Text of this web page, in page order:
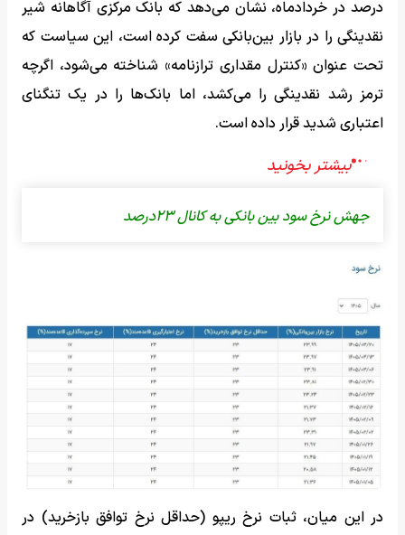
درصد در خردادماه، نشان می‌دهد که بانک مرکزی آگاهانه شیر
نقدینگی را در بازار بین‌بانکی سفت کرده است، این سیاست که
تحت عنوان «کنترل مقداری ترازنامه» شناخته می‌شود، اگرچه
ترمز رشد نقدینگی را می‌کشد، اما بانک‌ها را در یک تنگنای
اعتباری شدید قرار داده است.
جهش نرخ سود بین‌ بانکی به کانال ۲۳درصد
در این میان، ثبات نرخ ریپو (حداقل نرخ توافق بازخرید) در